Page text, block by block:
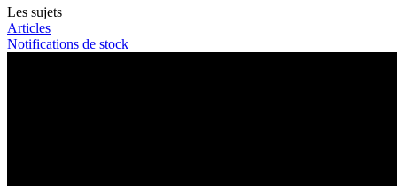
Les sujets
Articles
Notifications de stock